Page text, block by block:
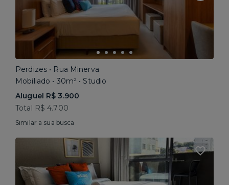
Perdizes • Rua Minerva
Mobiliado • 30m² • Studio
Aluguel R$ 3.900
Total R$ 4.700
Similar a sua busca